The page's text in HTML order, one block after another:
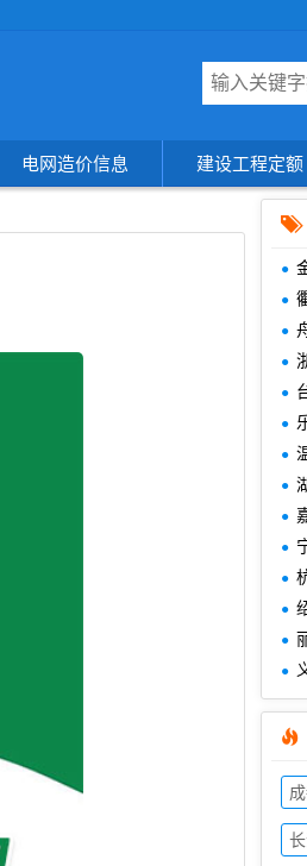
信
息
电网造价信息 建设工程定额